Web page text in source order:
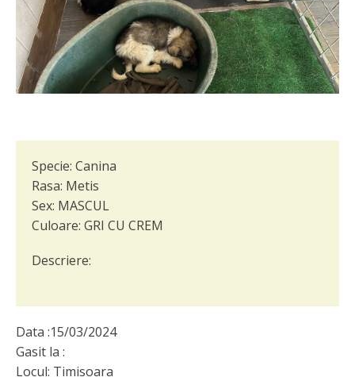
Specie: Canina
Rasa: Metis
Sex: MASCUL
Culoare: GRI CU CREM
Descriere:
Data :15/03/2024
Gasit la :
Locul: Timisoara